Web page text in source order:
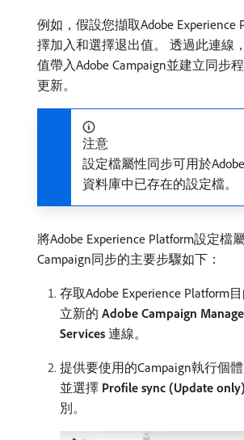
例如，假設您擷取Adobe Experience
擇加入和選擇退出值。 透過此連線
值帶入Adobe Campaign並建立同步
更新。
注意
設定檔屬性同步可用於
資料庫中已存在的設定檔。
將Adobe Experience Platform設定檔
Campaign同步的主要步驟如下：
存取Adobe Experience Platform
立新的​ Adobe Campaign
Services ​連線。
提供要使用的Campaign執行個
並選擇​ Profile sync (Update only)
別。